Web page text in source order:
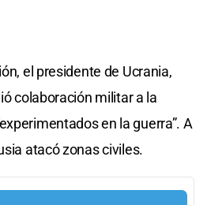
el presidente de Ucrania,
colaboración militar a la
en la guerra”. A
atacó zonas civiles.